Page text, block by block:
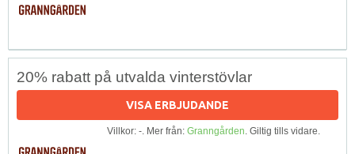
20% rabatt på utvalda vinterstövlar
VISA ERBJUDANDE
Villkor: -. Mer från: Granngården. Giltig tills vidare.